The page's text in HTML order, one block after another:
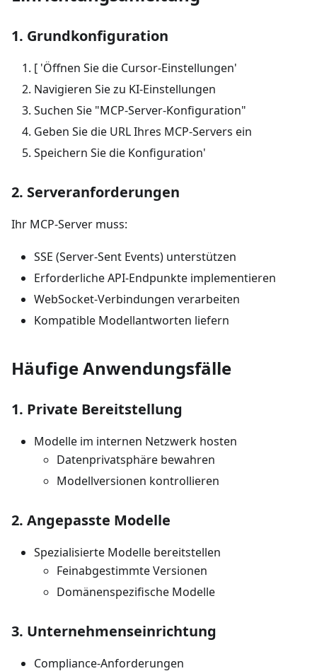
1. Grundkonfiguration
[ 'Öffnen Sie die Cursor-Einstellungen'
Navigieren Sie zu KI-Einstellungen
Suchen Sie "MCP-Server-Konfiguration"
Geben Sie die URL Ihres MCP-Servers ein
Speichern Sie die Konfiguration'
2. Serveranforderungen
Ihr MCP-Server muss:
SSE (Server-Sent Events) unterstützen
Erforderliche API-Endpunkte implementieren
WebSocket-Verbindungen verarbeiten
Kompatible Modellantworten liefern
Häufige Anwendungsfälle
1. Private Bereitstellung
Modelle im internen Netzwerk hosten
Datenprivatsphäre bewahren
Modellversionen kontrollieren
2. Angepasste Modelle
Spezialisierte Modelle bereitstellen
Feinabgestimmte Versionen
Domänenspezifische Modelle
3. Unternehmenseinrichtung
Compliance-Anforderungen